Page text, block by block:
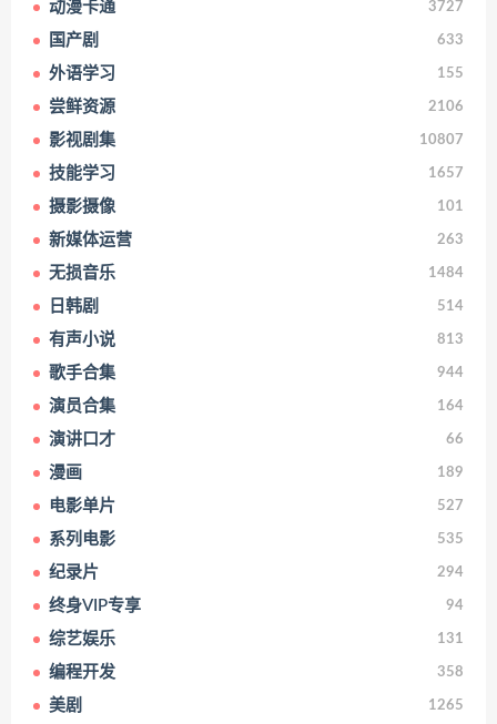
动漫卡通 3727
国产剧 633
外语学习 155
尝鲜资源 2106
影视剧集 10807
技能学习 1657
摄影摄像 101
新媒体运营 263
无损音乐 1484
日韩剧 514
有声小说 813
歌手合集 944
演员合集 164
演讲口才 66
漫画 189
电影单片 527
系列电影 535
纪录片 294
终身VIP专享 94
综艺娱乐 131
编程开发 358
美剧 1265